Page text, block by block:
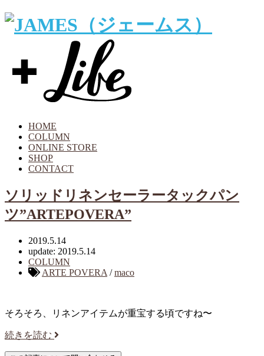
HOME
COLUMN
ONLINE STORE
SHOP
CONTACT
ソリッドリネンセーラータックパン
ツ”ARTEPOVERA”
2019.5.14
update: 2019.5.14
COLUMN
ARTE POVERA /maco
そろそろ、リネンアイテムが重宝する頃ですね〜
続きを読む